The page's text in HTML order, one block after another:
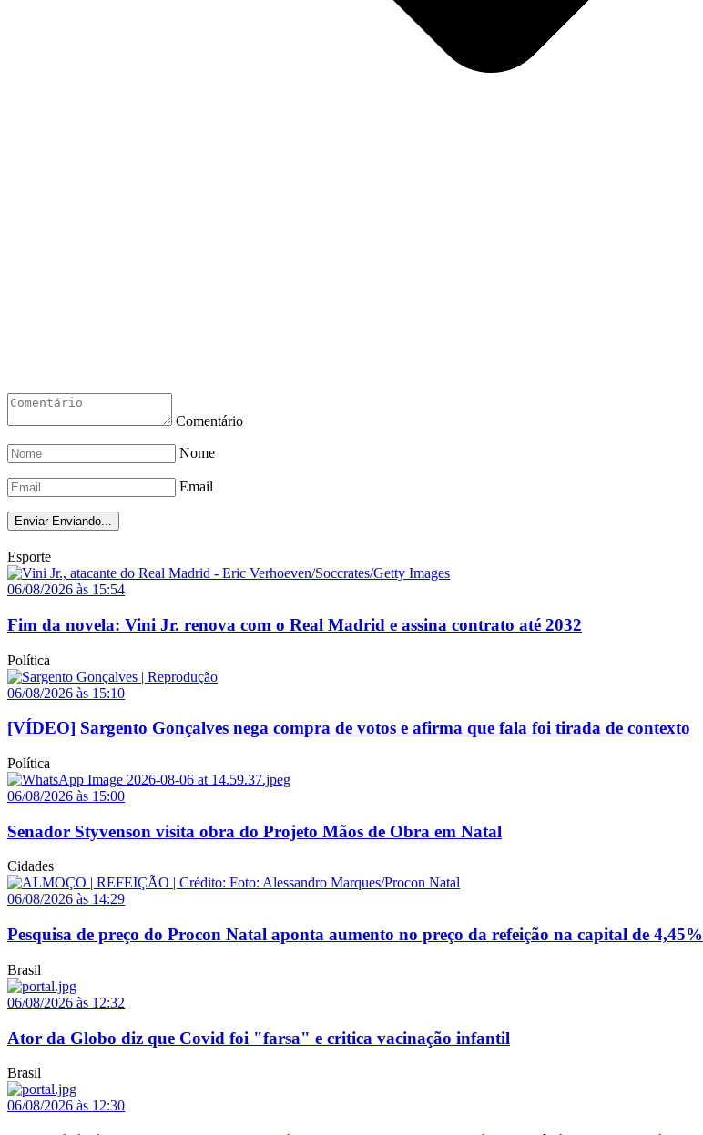
Comentário
Nome
Email
Enviar Enviando...
Esporte
06/08/2026 às 15:54
Fim da novela: Vini Jr. renova com o Real Madrid e assina contrato até 2032
Política
06/08/2026 às 15:10
[VÍDEO] Sargento Gonçalves nega compra de votos e afirma que fala foi tirada de contexto
Política
06/08/2026 às 15:00
Senador Styvenson visita obra do Projeto Mãos de Obra em Natal
Cidades
06/08/2026 às 14:29
Pesquisa de preço do Procon Natal aponta aumento no preço da refeição na capital de 4,45%
Brasil
06/08/2026 às 12:32
Ator da Globo diz que Covid foi "farsa" e critica vacinação infantil
Brasil
06/08/2026 às 12:30